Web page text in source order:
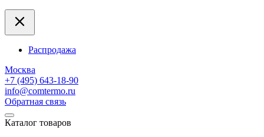
Распродажа
Москва
+7 (495) 643-18-90
info@comtermo.ru
Обратная связь
Каталог товаров